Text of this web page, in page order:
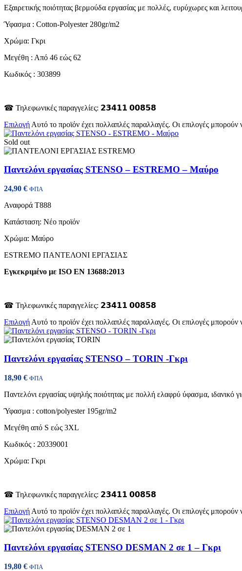
Εξαιρετικής ποιότητας βερμούδα εργασίας με πολλές, ευρύχωρες και
Ύφασμα : Cotton-Polyester 280gr/m2
Χρώμα: Γκρι
Μεγέθη : Από 46 εώς 62
Κωδικός : 303899
☎ Τηλεφωνικές παραγγελίες: 𝟮𝟯𝟰𝟭𝟭 𝟬𝟬𝟴𝟱𝟴
Επιλογή Αυτό το προϊόν έχει πολλαπλές παραλλαγές. Οι επιλογές μπορούν
Sold out
Παντελόνι εργασίας STENSO – ESTREMO – Μαύρο
24,90 € ΦΠΑ
Αναφορά T888
Κατάσταση: Νέο προϊόν
Χρώμα: Μαύρο
ESTREMO ΠΑΝΤΕΛΟΝΙ ΕΡΓΑΣΙΑΣ
Εγκεκριμένο με ISO EN 13688:2013
☎ Τηλεφωνικές παραγγελίες: 𝟮𝟯𝟰𝟭𝟭 𝟬𝟬𝟴𝟱𝟴
Επιλογή Αυτό το προϊόν έχει πολλαπλές παραλλαγές. Οι επιλογές μπορούν
Παντελόνι εργασίας STENSO – TORIN -Γκρι
18,90 € ΦΠΑ
Παντελόνι εργασίας υψηλής ποιότητας με πολλή ελαφρύ ύφασμα, ιδανικό
Ύφασμα : cotton/polyester 195gr/m2
Μεγέθη από S εώς 3XL
Κωδικός : 20339001
Χρώμα: Γκρι
☎ Τηλεφωνικές παραγγελίες: 𝟮𝟯𝟰𝟭𝟭 𝟬𝟬𝟴𝟱𝟴
Επιλογή Αυτό το προϊόν έχει πολλαπλές παραλλαγές. Οι επιλογές μπορούν
Παντελόνι εργασίας STENSO DESMAN 2 σε 1 – Γκρι
19,80 € ΦΠΑ